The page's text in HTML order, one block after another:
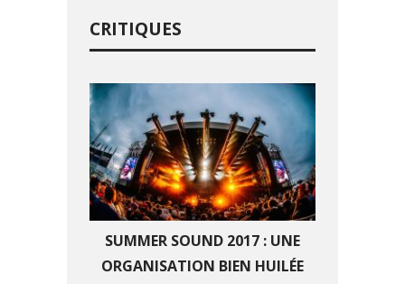
CRITIQUES
SUMMER SOUND 2017 : UNE
ORGANISATION BIEN HUILÉE